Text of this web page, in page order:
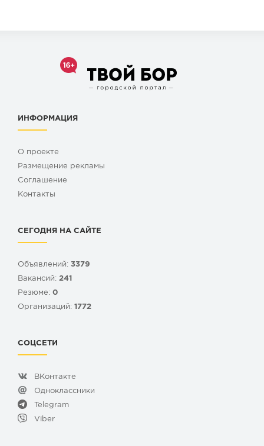
ИНФОРМАЦИЯ
О проекте
Размещение рекламы
Cоглашение
Контакты
СЕГОДНЯ НА САЙТЕ
Объявлений: 3379
Вакансий: 241
Резюме: 0
Организаций: 1772
СОЦСЕТИ
ВКонтакте
Одноклассники
Telegram
Viber